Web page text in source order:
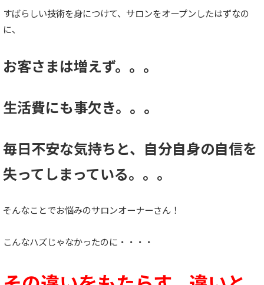
すばらしい技術を身につけて、サロンをオープンしたはずなの
に、
お客さまは増えず。。。
生活費にも事欠き。。。
毎日不安な気持ちと、自分自身の自信を
失ってしまっている。。。
そんなことでお悩みのサロンオーナーさん！
こんなハズじゃなかったのに・・・・